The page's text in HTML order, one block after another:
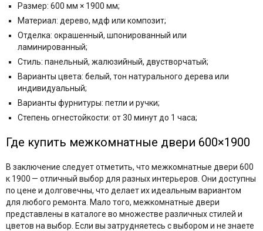
Размер: 600 мм × 1900 мм;
Материал: дерево, мдф или композит;
Отделка: окрашенный, шпонированный или
ламинированный;
Стиль: панельный, жалюзийный, двустворчатый;
Варианты цвета: белый, тон натурального дерева или
индивидуальный;
Варианты фурнитуры: петли и ручки;
Степень огнестойкости: от 30 минут до 1 часа;
Где купить межкомнатные двери 600×1900
В заключение следует отметить, что межкомнатные двери 600
к 1900 — отличный выбор для разных интерьеров. Они доступны
по цене и долговечны, что делает их идеальным вариантом
для любого ремонта. Мало того, межкомнатные двери
представлены в каталоге во множестве различных стилей и
цветов на выбор. Если вы затрудняетесь с выбором и не знаете